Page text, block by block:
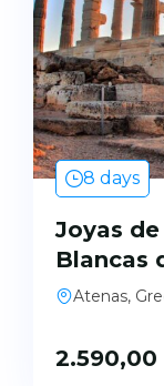
8 days
Joyas de
Blancas
Atenas,
2.590,00